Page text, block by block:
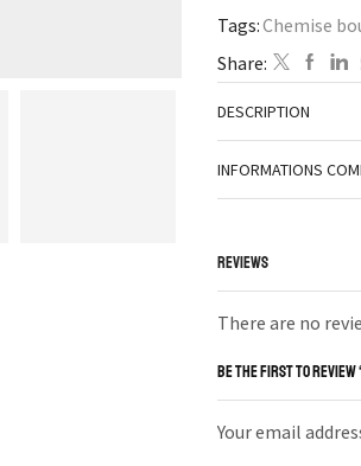
Tags:Chemise
Share:
DESCRIPTION
INFORMATIONS
REVIEWS
There are no
BE THE FIRST TO REVIEW
Your email